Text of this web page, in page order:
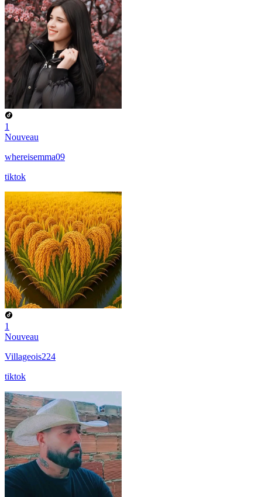
1
Nouveau
whereisemma09
tiktok
1
Nouveau
Villageois224
tiktok